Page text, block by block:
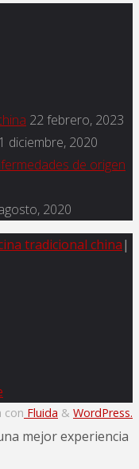
22 febrero, 2023
1 diciembre, 2020
de origen
2020
tradicional china|
con Fluida & WordPress.
mejor experiencia